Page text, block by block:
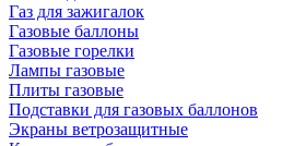
Газ для зажигалок
Газовые баллоны
Газовые горелки
Лампы газовые
Плиты газовые
Подставки для газовых баллонов
Экраны ветрозащитные